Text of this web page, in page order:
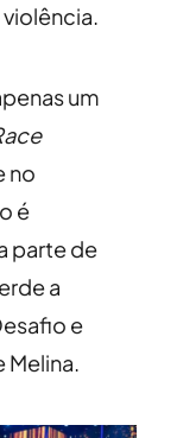
um
no
é
parte de
a
e
Melina.